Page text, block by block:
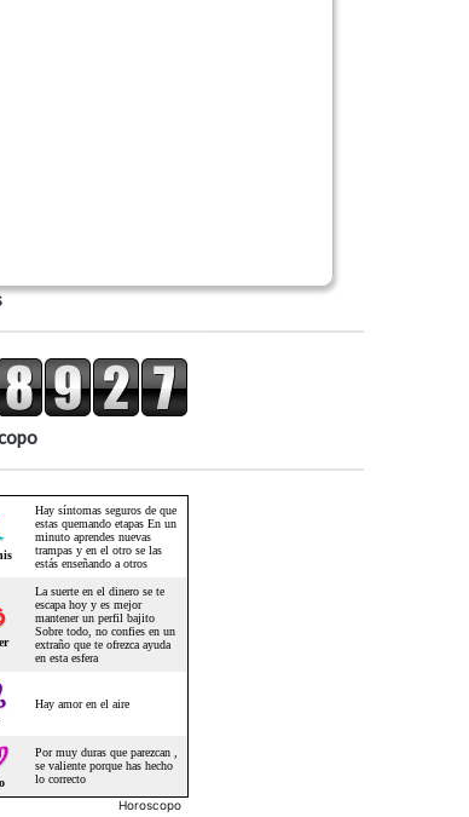
Horoscopo